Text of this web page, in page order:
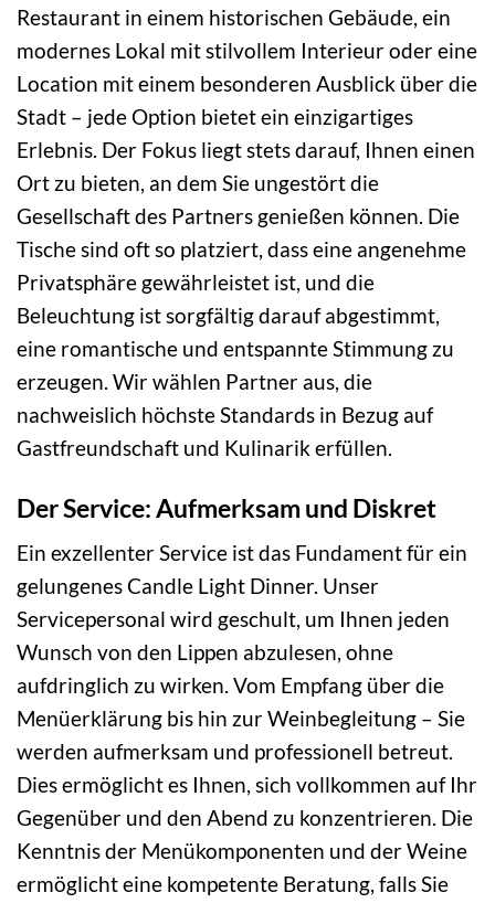
Restaurant in einem historischen Gebäude, ein
modernes Lokal mit stilvollem Interieur oder eine
Location mit einem besonderen Ausblick über die
Stadt – jede Option bietet ein einzigartiges
Erlebnis. Der Fokus liegt stets darauf, Ihnen einen
Ort zu bieten, an dem Sie ungestört die
Gesellschaft des Partners genießen können. Die
Tische sind oft so platziert, dass eine angenehme
Privatsphäre gewährleistet ist, und die
Beleuchtung ist sorgfältig darauf abgestimmt,
eine romantische und entspannte Stimmung zu
erzeugen. Wir wählen Partner aus, die
nachweislich höchste Standards in Bezug auf
Gastfreundschaft und Kulinarik erfüllen.
Der Service: Aufmerksam und Diskret
Ein exzellenter Service ist das Fundament für ein
gelungenes Candle Light Dinner. Unser
Servicepersonal wird geschult, um Ihnen jeden
Wunsch von den Lippen abzulesen, ohne
aufdringlich zu wirken. Vom Empfang über die
Menüerklärung bis hin zur Weinbegleitung – Sie
werden aufmerksam und professionell betreut.
Dies ermöglicht es Ihnen, sich vollkommen auf Ihr
Gegenüber und den Abend zu konzentrieren. Die
Kenntnis der Menükomponenten und der Weine
ermöglicht eine kompetente Beratung, falls Sie